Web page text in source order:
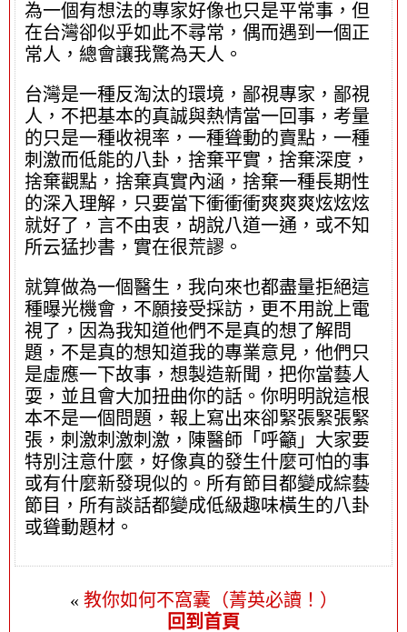
為一個有想法的專家好像也只是平常事，但
在台灣卻似乎如此不尋常，偶而遇到一個正
常人，總會讓我驚為天人。
台灣是一種反淘汰的環境，鄙視專家，鄙視
人，不把基本的真誠與熱情當一回事，考量
的只是一種收視率，一種聳動的賣點，一種
刺激而低能的八卦，捨棄平實，捨棄深度，
捨棄觀點，捨棄真實內涵，捨棄一種長期性
的深入理解，只要當下衝衝衝爽爽爽炫炫炫
就好了，言不由衷，胡說八道一通，或不知
所云猛抄書，實在很荒謬。
就算做為一個醫生，我向來也都盡量拒絕這
種曝光機會，不願接受採訪，更不用說上電
視了，因為我知道他們不是真的想了解問
題，不是真的想知道我的專業意見，他們只
是虛應一下故事，想製造新聞，把你當藝人
耍，並且會大加扭曲你的話。你明明說這根
本不是一個問題，報上寫出來卻緊張緊張緊
張，刺激刺激刺激，陳醫師「呼籲」大家要
特別注意什麼，好像真的發生什麼可怕的事
或有什麼新發現似的。所有節目都變成綜藝
節目，所有談話都變成低級趣味橫生的八卦
或聳動題材。
« 教你如何不窩囊（菁英必讀！）
回到首頁